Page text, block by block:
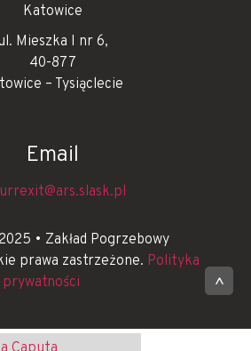
Katowice
Mieszka I nr 6,
40-877
– Tysiąclecie
Email
• Zakład Pogrzebowy
prawa zastrzeżone. Polityka
prywatności
^